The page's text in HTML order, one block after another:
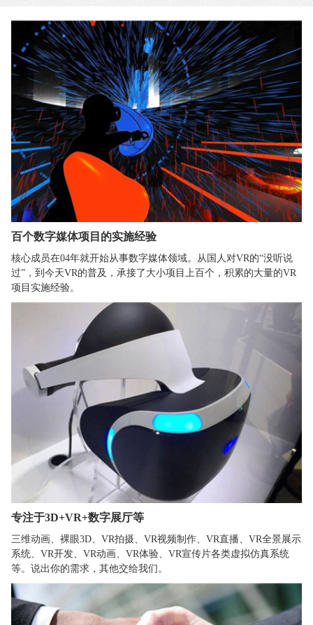
百个数字媒体项目的实施经验
核心成员在04年就开始从事数字媒体领域。从国人对VR的“没听说
过”，到今天VR的普及，承接了大小项目上百个，积累的大量的VR
项目实施经验。
专注于3D+VR+数字展厅等
三维动画、裸眼3D、VR拍摄、VR视频制作、VR直播、VR全景展示
系统、VR开发、VR动画、VR体验、VR宣传片各类虚拟仿真系统
等。说出你的需求，其他交给我们。